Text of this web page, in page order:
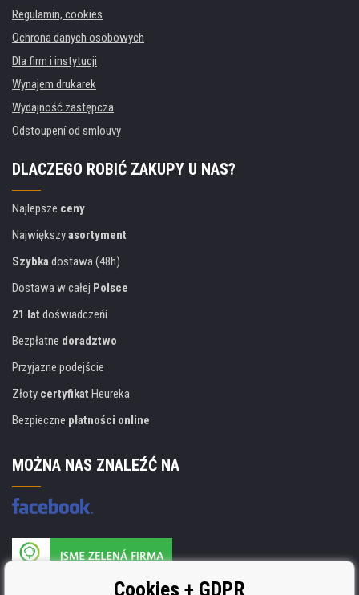
Regulamin, cookies
Ochrona danych osobowych
Dla firm i instytucji
Wynajem drukarek
Wydajność zastępcza
Odstoupení od smlouvy
DLACZEGO ROBIĆ ZAKUPY U NAS?
Najlepsze ceny
Największyasortyment
Szybkadostawa (48h)
Dostawa w całej Polsce
21 lat doświadczeńí
Bezpłatne doradztwo
Przyjazne podejście
Złoty certyfikat Heureka
Bezpieczne płatności online
MOŻNA NAS ZNALEŹĆ NA
Producent wkładów posiada certyfikat
Cookies + GDPR